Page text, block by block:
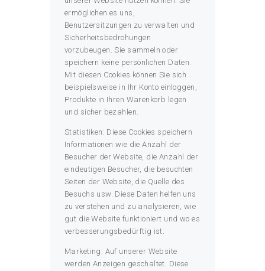
ermöglichen es uns,
Benutzersitzungen zu verwalten und
Sicherheitsbedrohungen
vorzubeugen. Sie sammeln oder
speichern keine persönlichen Daten.
Mit diesen Cookies können Sie sich
beispielsweise in Ihr Konto einloggen,
Produkte in Ihren Warenkorb legen
und sicher bezahlen.
Statistiken: Diese Cookies speichern
Informationen wie die Anzahl der
Besucher der Website, die Anzahl der
eindeutigen Besucher, die besuchten
Seiten der Website, die Quelle des
Besuchs usw. Diese Daten helfen uns
zu verstehen und zu analysieren, wie
gut die Website funktioniert und wo es
verbesserungsbedürftig ist.
Marketing: Auf unserer Website
werden Anzeigen geschaltet. Diese